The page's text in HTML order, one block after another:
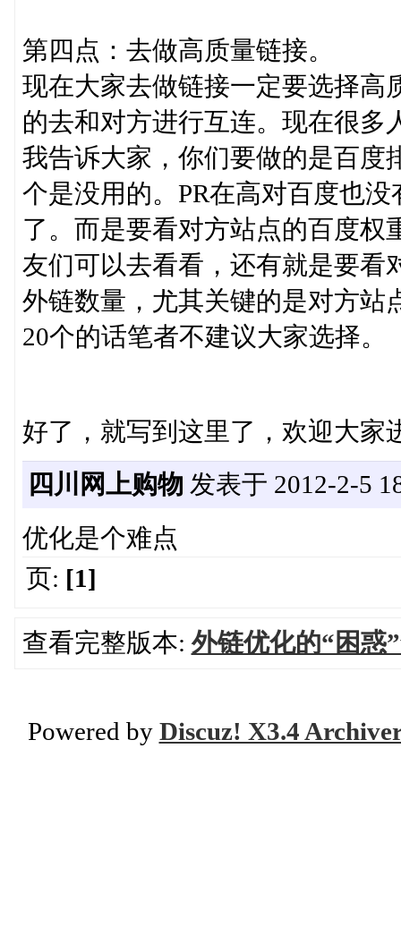
第四点：去做高质量链接。
现在大家去做链接一定要选择高
的去和对方进行互连。现在很多
我告诉大家，你们要做的是百度
个是没用的。PR在高对百度也
了。而是要看对方站点的百度权
友们可以去看看，还有就是要看
外链数量，尤其关键的是对方站
20个的话笔者不建议大家选择。
好了，就写到这里了，欢迎大家
四川网上购物 发表于 2012-2-5
优化是个难点
页: [1]
查看完整版本: 外链优化的“困惑
Powered by Discuz! X3.4